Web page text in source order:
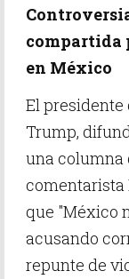
compartida
en México
El presidente
Trump,
una columna
comentarista
que "México
acusando
repunte de